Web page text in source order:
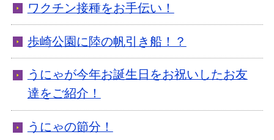
ワクチン接種をお手伝い！
歩崎公園に陸の帆引き船！？
うにゃが今年お誕生日をお祝いしたお友
達をご紹介！
うにゃの節分！